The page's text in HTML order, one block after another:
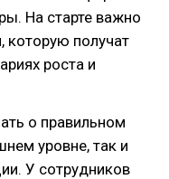
На старте важно
которую получат
роста и
о правильном
уровне, так и
У сотрудников